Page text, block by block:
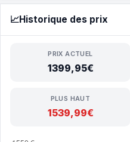
📈Historique des prix
PRIX ACTUEL
1399,95€
PLUS HAUT
1539,99€